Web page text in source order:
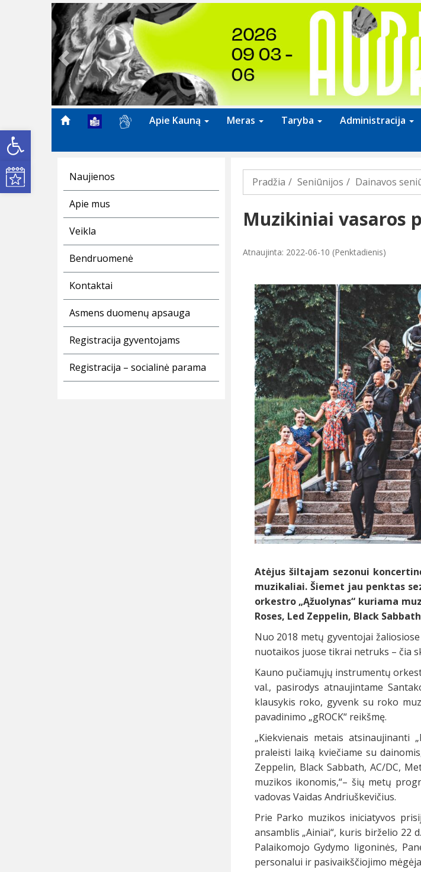
Open toolbar
Kultūros renginiai
Previous
Apie Kauną Meras Taryba Administracija
Naujienos
Apie mus
Veikla
Bendruomenė
Kontaktai
Asmens duomenų apsauga
Registracija gyventojams
Registracija – socialinė parama
Pradžia Seniūnijos Dainavos
Muzikiniai vasaros
Atnaujinta: 2022-06-10 (Penktadienis)
Atėjus šiltajam sezonui
muzikaliai. Šiemet jau penktas
orkestro „Ąžuolynas“ kuriama
Roses, Led Zeppelin, Black
Nuo 2018 metų gyventojai
nuotaikos juose tikrai netruks – čia
Kauno pučiamųjų instrumentų
val., pasirodys atnaujintame
klausykis roko, gyvenk su roko
pavadinimo „gROCK“ reikšmę.
„Kiekvienais metais
praleisti laiką kviečiame su
Zeppelin, Black Sabbath, AC/DC,
muzikos ikonomis,“– šių metų
vadovas Vaidas Andriuškevičius.
Prie Parko muzikos iniciatyvos
ansamblis „Ainiai“, kuris birželio 22
Palaikomojo Gydymo ligoninės,
personalui ir pasivaikščiojimo